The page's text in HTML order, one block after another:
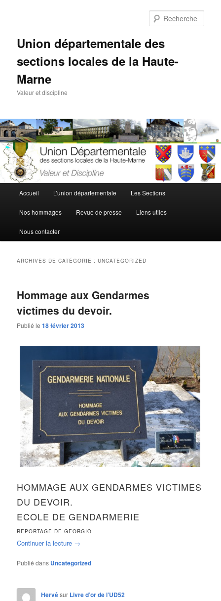
Union départementale des
sections locales de la Haute-
Marne
Valeur et discipline
principal
Accueil L’union départementale Les Sections
Nos hommages Revue de presse Liens utiles
Nous contacter
ARCHIVES DE CATÉGORIE :UNCATEGORIZED
Hommage aux Gendarmes
victimes du devoir.
Publié le18 février 2013
HOMMAGE AUX GENDARMES VICTIMES
DU DEVOIR.
ECOLE DE GENDARMERIE
REPORTAGE DE GEORGIO
Continuer la lecture →
Publié dans Uncategorized
Hervésur Livre d’or de l’UD52